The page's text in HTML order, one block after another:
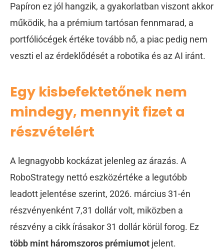
Papíron ez jól hangzik, a gyakorlatban viszont akkor
működik, ha a prémium tartósan fennmarad, a
portfóliócégek értéke tovább nő, a piac pedig nem
veszti el az érdeklődését a robotika és az AI iránt.
Egy kisbefektetőnek nem
mindegy, mennyit fizet a
részvételért
A legnagyobb kockázat jelenleg az árazás. A
RoboStrategy nettó eszközértéke a legutóbb
leadott jelentése szerint, 2026. március 31-én
részvényenként 7,31 dollár volt, miközben a
részvény a cikk írásakor 31 dollár körül forog. Ez
több mint háromszoros prémiumot jelent.